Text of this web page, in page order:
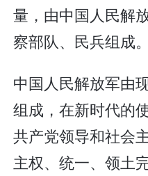
量，由中国人民解
察部队、民兵组成。
中国人民解放军由
组成，在新时代的
共产党领导和社会
主权、统一、领土